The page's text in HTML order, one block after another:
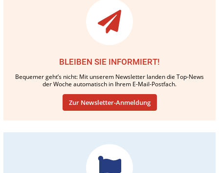
BLEIBEN SIE INFORMIERT!
Bequemer geht’s nicht: Mit unserem Newsletter landen die Top-News
der Woche automatisch in Ihrem E-Mail-Postfach.
Zur Newsletter-Anmeldung